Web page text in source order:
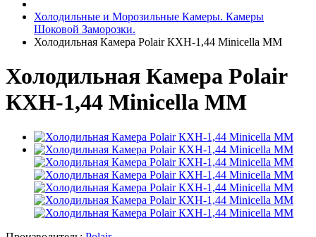
Холодильные и Морозильные Камеры. Камеры
Шоковой Заморозки.
Холодильная Камера Polair КХН-1,44 Minicella MM
Холодильная Камера Polair
КХН-1,44 Minicella MM